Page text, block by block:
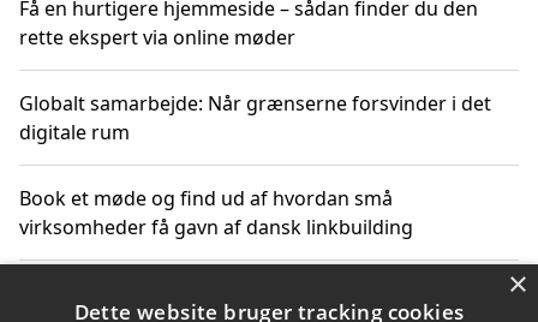
Få en hurtigere hjemmeside – sådan finder du den
rette ekspert via online møder
Globalt samarbejde: Når grænserne forsvinder i det
digitale rum
Book et møde og find ud af hvordan små
virksomheder få gavn af dansk linkbuilding
×
Dette website bruger tracking cookies